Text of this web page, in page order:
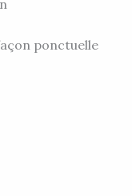
ponctuelle